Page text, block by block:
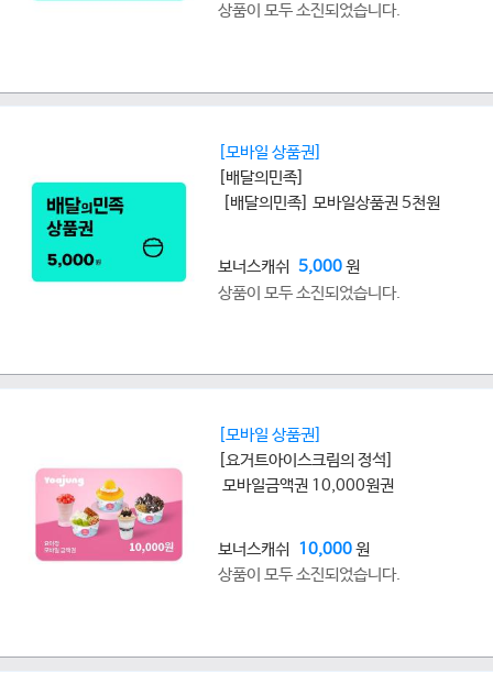
상품이 모두 소진되었습니다.
[모바일 상품권]
[배달의민족]
[배달의민족] 모바일상품권 5천원
보너스캐쉬 5,000원
상품이 모두 소진되었습니다.
[모바일 상품권]
[요거트아이스크림의 정석]
모바일금액권 10,000원권
보너스캐쉬 10,000원
상품이 모두 소진되었습니다.